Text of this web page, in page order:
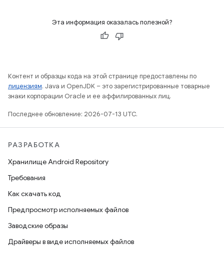
Эта информация оказалась полезной?
Контент и образцы кода на этой странице предоставлены по
лицензиям. Java и OpenJDK – это зарегистрированные товарные
знаки корпорации Oracle и ее аффилированных лиц.
Последнее обновление: 2026-07-13 UTC.
РАЗРАБОТКА
Хранилище Android Repository
Требования
Как скачать код
Предпросмотр исполняемых файлов
Заводские образы
Драйверы в виде исполняемых файлов